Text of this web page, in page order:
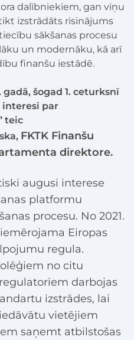
dalībniekiem, gan viņu
izstrādāts risinājums
sākšanas procesu
un modernāku, kā arī
finanšu iestādē.
gadā, šogad 1. ceturksnī
par
teic
FKTK Finanšu
direktore.
augusi interese
platformu
procesu. No 2021.
Eiropas
regula.
no citu
darbojas
izstrādes, lai
vietējiem
saņemt atbilstošas